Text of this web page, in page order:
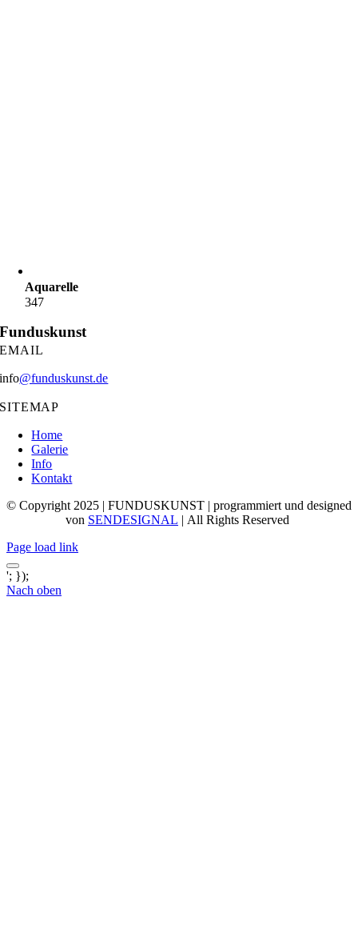
Aquarelle
347
Funduskunst
EMAIL
info@funduskunst.de
SITEMAP
Home
Galerie
Info
Kontakt
© Copyright 2025 | FUNDUSKUNST | programmiert und designed
von SENDESIGNAL | All Rights Reserved
Page load link
'; });
Nach oben